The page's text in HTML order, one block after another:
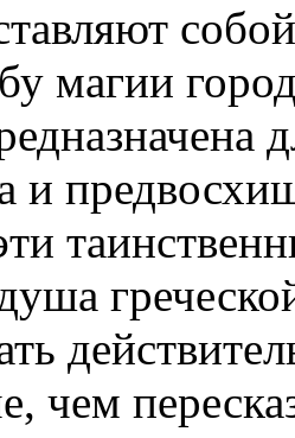
магии
и
чем